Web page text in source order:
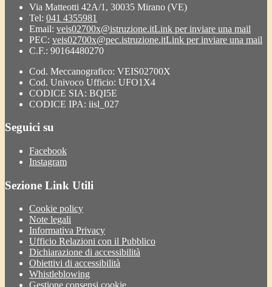
Via Matteotti 42A/1, 30035 Mirano (VE)
Tel: 041 4355981
Email: veis02700x@istruzione.itLink per inviare una mail
PEC: veis02700x@pec.istruzione.itLink per inviare una mail
C.F.: 90164480270
Cod. Meccanografico: VEIS02700X
Cod. Univoco Ufficio: UFO1X4
CODICE SIA: BQI5E
CODICE IPA: iisl_027
Seguici su
Facebook
Instagram
Sezione Link Utili
Cookie policy
Note legali
Informativa Privacy
Ufficio Relazioni con il Pubblico
Dichiarazione di accessibilità
Obiettivi di accessibilità
Whistleblowing